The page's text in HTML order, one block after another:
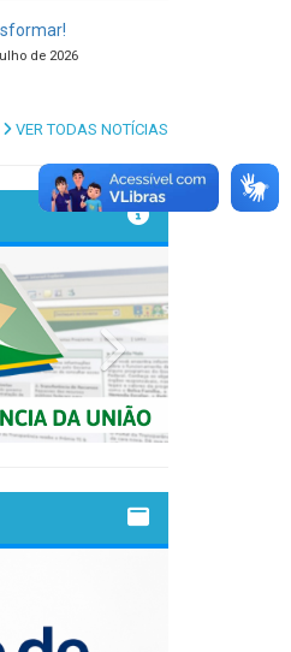
de 2026
VER TODAS NOTÍCIAS
Next